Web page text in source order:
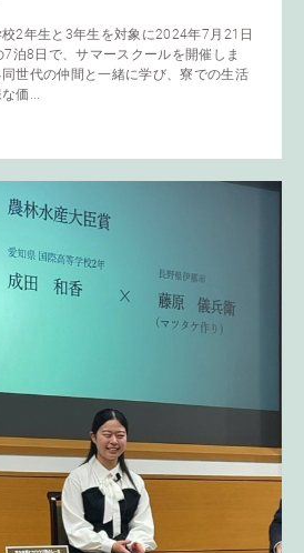
2年生と3年生を対象に2024年7月21日
7泊8日で、サマースクールを開催しま
世代の仲間と一緒に学び、寮での生活
価...